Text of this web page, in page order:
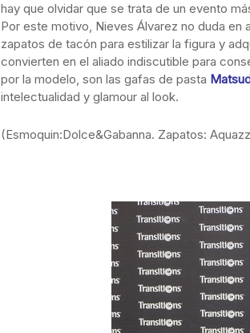
hay que olvidar que se trata de un evento
Por este motivo, Nieves Álvarez no duda
zapatos de tacón para estilizar la figura y
convierten en el aliado indiscutible para
por la modelo, son las gafas de pasta
intelectualidad y glamour al look.
(Esmoquin:Dolce&Gabanna. Zapatos: